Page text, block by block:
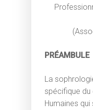
PRÉAMBULE
La
spécifique
Humaines